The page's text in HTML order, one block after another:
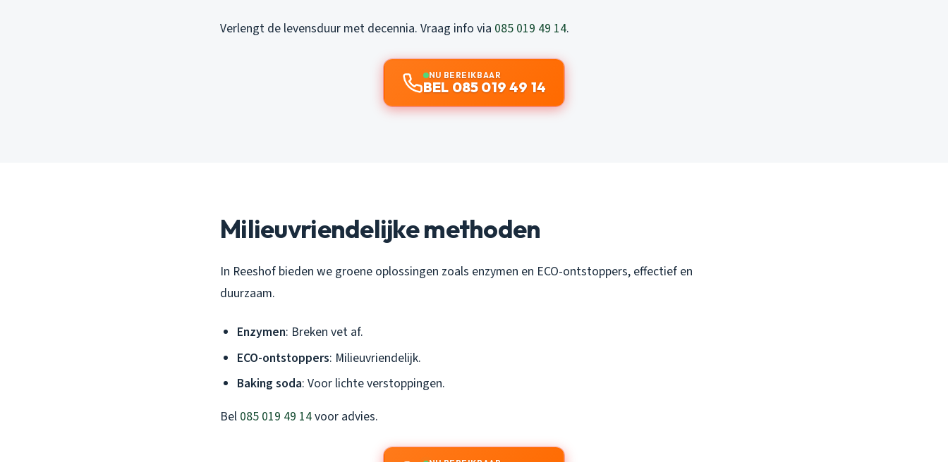
Verlengt de levensduur met decennia. Vraag info via 085 019 49 14.
NU BEREIKBAAR
BEL 085 019 49 14
Milieuvriendelijke methoden
In Reeshof bieden we groene oplossingen zoals enzymen en ECO-ontstoppers, effectief en
duurzaam.
Enzymen: Breken vet af.
ECO-ontstoppers: Milieuvriendelijk.
Baking soda: Voor lichte verstoppingen.
Bel 085 019 49 14voor advies.